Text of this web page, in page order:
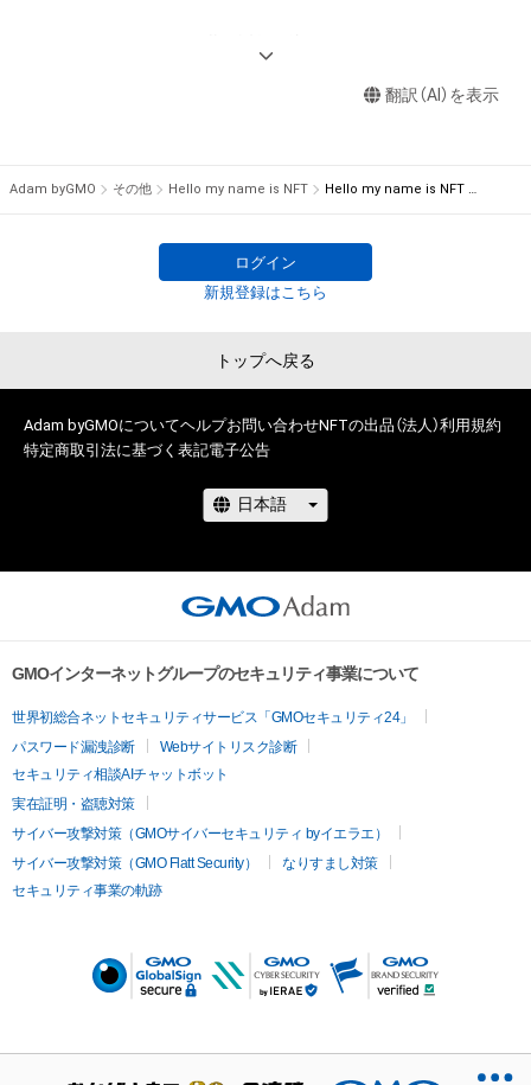
の他の知的財産権(それらの権利を取得し、又はそれらの権利に
ても、本アイテムに関する創作物にかかる知的財産権を有する
・本アイテムの制作者からの事前の同意なしに、上記の「本アイ
テムの保有者が有する権利」の範囲を超えた行為、知的財産権を
ん。)を行うことはできません。
・本アイテムに関する創作物の利用については、公序良俗や法令
に反する利用またはその恐れのある利用など、作成者が不適切
であると判断した場合、利用をお断りさせていただきます。
保有者、その他第三者が損害を被った場合、その損害がいかなる
info@be-at-tokyo.com
現手段としてNFTアートを制作・販売するムーブメントは、これ
国内ではまだ小さいマーケットですが、NFTアートの今後の発
展に期待するアーティストとコレクターによって熱を帯びてい
貨への換金やウォレット作りが面倒、という方々にも、分かりや
翻訳（AI）を表示
Adam byGMO その他 Hello my name is NFT Hello my name is NFT 来場記念NFT
ログイン
新規登録はこちら
トップへ戻る
Adam byGMOについてヘルプお問い合わせNFTの出品（法人）利用規約
特定商取引法に基づく表記電子公告
GMOインターネットグループのセキュリティ事業について
世界初総合ネットセキュリティサービス「GMOセキュリティ24」
パスワード漏洩診断
Webサイトリスク診断
セキュリティ相談AIチャットボット
実在証明・盗聴対策
サイバー攻撃対策（GMOサイバーセキュリティ byイエラエ）
サイバー攻撃対策（GMO Flatt Security）
なりすまし対策
セキュリティ事業の軌跡